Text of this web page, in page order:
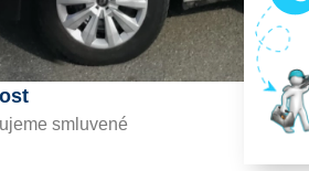
smluvené